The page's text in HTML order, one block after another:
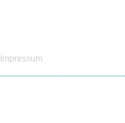
Impressum